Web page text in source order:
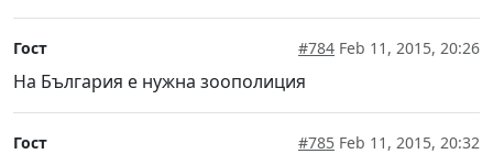
Гост #784 Feb 11, 2015, 20:26
На България е нужна зоополиция
Гост #785 Feb 11, 2015, 20:32